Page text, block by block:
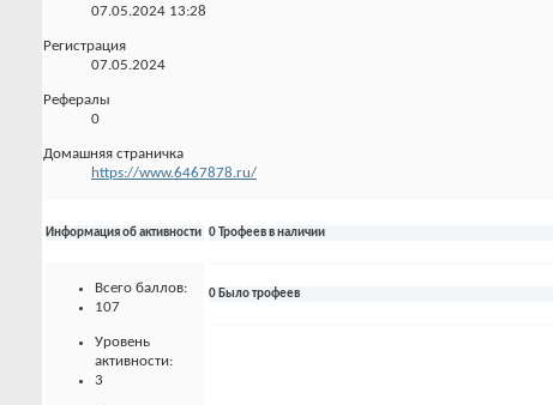
07.05.2024 13:28
Регистрация
07.05.2024
Рефералы
0
Домашняя страничка
https://www.6467878.ru/
Информация об активности
Всего баллов:
107
Уровень
активности:
3
0 Трофеев в наличии
0 Было трофеев